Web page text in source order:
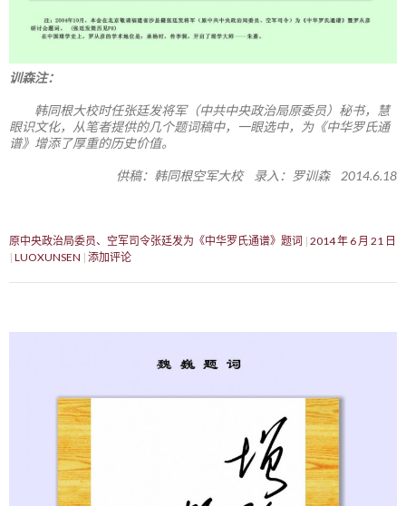
训森注：
韩同根大校时任张廷发将军（中共中央政治局原委员）秘书，慧
眼识文化，从笔者提供的几个题词稿中，一眼选中，为《中华罗氏通
谱》增添了厚重的历史价值。
供稿：韩同根空军大校 录入：罗训森 2014.6.18
原中央政治局委员、空军司令张廷发为《中华罗氏通谱》题词 2014 年 6 月 21 日
LUOXUNSEN 添加评论